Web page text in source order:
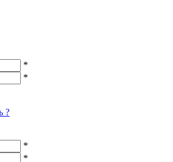
*
*
?
*
*